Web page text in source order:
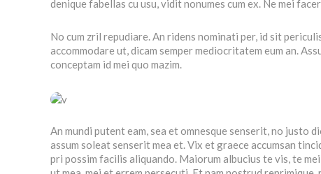
denique fabellas cu usu, vidit nonumes cum ex. Ne mei
No cum zril repudiare. An ridens nominati per, id sit
accommodare ut, dicam semper mediocritatem eum an.
conceptam id mei quo mazim.
An mundi putent eam, sea et omnesque senserit, no justo
assum soleat senserit mea et. Vix et graece accumsan
pri possim facilis aliquando. Maiorum albucius te vis, te